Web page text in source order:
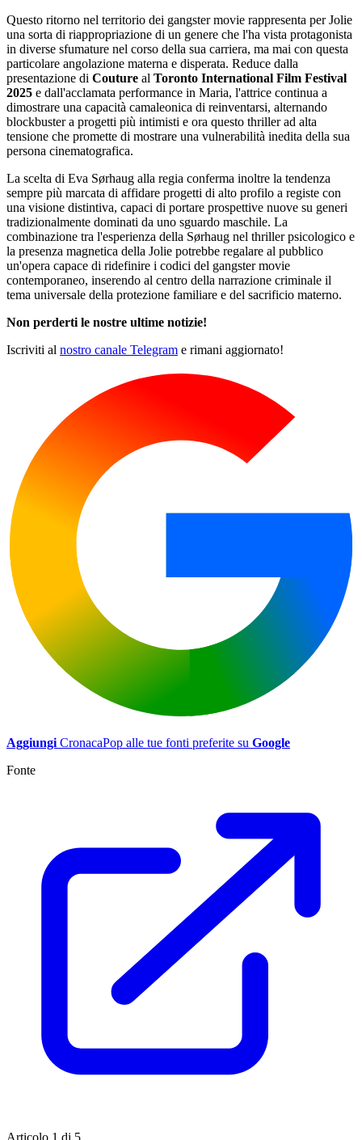
Questo ritorno nel territorio dei gangster movie rappresenta per Jolie
una sorta di riappropriazione di un genere che l'ha vista protagonista
in diverse sfumature nel corso della sua carriera, ma mai con questa
particolare angolazione materna e disperata. Reduce dalla
presentazione di Couture al Toronto International Film Festival
2025 e dall'acclamata performance in Maria, l'attrice continua a
dimostrare una capacità camaleonica di reinventarsi, alternando
blockbuster a progetti più intimisti e ora questo thriller ad alta
tensione che promette di mostrare una vulnerabilità inedita della sua
persona cinematografica.
La scelta di Eva Sørhaug alla regia conferma inoltre la tendenza
sempre più marcata di affidare progetti di alto profilo a registe con
una visione distintiva, capaci di portare prospettive nuove su generi
tradizionalmente dominati da uno sguardo maschile. La
combinazione tra l'esperienza della Sørhaug nel thriller psicologico e
la presenza magnetica della Jolie potrebbe regalare al pubblico
un'opera capace di ridefinire i codici del gangster movie
contemporaneo, inserendo al centro della narrazione criminale il
tema universale della protezione familiare e del sacrificio materno.
Non perderti le nostre ultime notizie!
Iscriviti al nostro canale Telegram e rimani aggiornato!
Aggiungi CronacaPop alle tue fonti preferite su Google
Fonte
Articolo 1 di 5